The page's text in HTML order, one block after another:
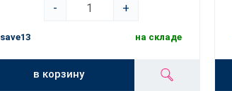
-
+
save13 на складе
в корзину